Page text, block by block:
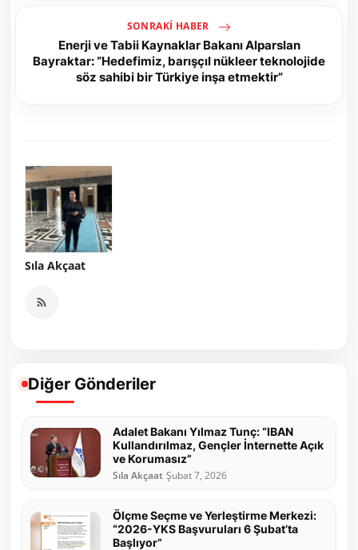
SONRAKI HABER
Enerji ve Tabii Kaynaklar Bakanı Alparslan
Bayraktar: “Hedefimiz, barışçıl nükleer teknolojide
söz sahibi bir Türkiye inşa etmektir”
Sıla Akçaat
Diğer Gönderiler
Adalet Bakanı Yılmaz Tunç: “IBAN
Kullandırılmaz, Gençler İnternette Açık
ve Korumasız”
Sıla Akçaat Şubat 7, 2026
Ölçme Seçme ve Yerleştirme Merkezi:
“2026-YKS Başvuruları 6 Şubat’ta
Başlıyor”